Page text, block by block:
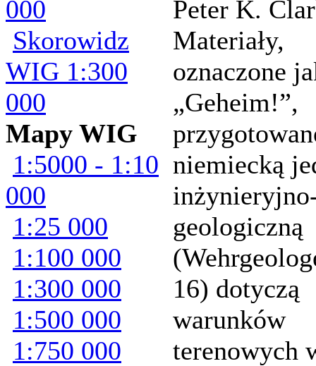
000
Skorowidz
WIG 1:300
000
Mapy WIG
1:5000 - 1:10
000
1:25 000
1:100 000
1:300 000
1:500 000
1:750 000
Peter K.
Materiały,
oznaczone
„Geheim!”,
niemiecką
geologiczną
16) dotyczą
warunków
terenowych